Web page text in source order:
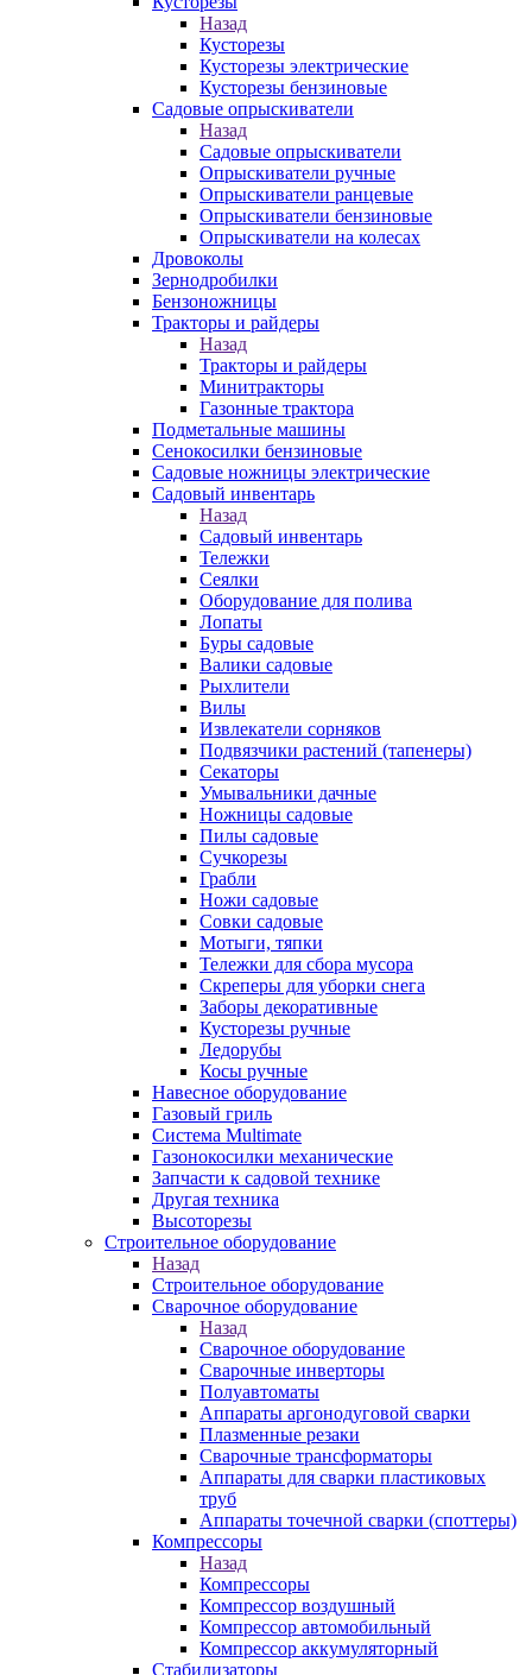
Назад
Кусторезы
Кусторезы электрические
Кусторезы бензиновые
Садовые опрыскиватели
Назад
Садовые опрыскиватели
Опрыскиватели ручные
Опрыскиватели ранцевые
Опрыскиватели бензиновые
Опрыскиватели на колесах
Дровоколы
Зернодробилки
Бензоножницы
Тракторы и райдеры
Назад
Тракторы и райдеры
Минитракторы
Газонные трактора
Подметальные машины
Сенокосилки бензиновые
Садовые ножницы электрические
Садовый инвентарь
Назад
Садовый инвентарь
Тележки
Сеялки
Оборудование для полива
Лопаты
Буры садовые
Валики садовые
Рыхлители
Вилы
Извлекатели сорняков
Подвязчики растений (тапенеры)
Секаторы
Умывальники дачные
Ножницы садовые
Пилы садовые
Сучкорезы
Грабли
Ножи садовые
Совки садовые
Мотыги, тяпки
Тележки для сбора мусора
Скреперы для уборки снега
Заборы декоративные
Кусторезы ручные
Ледорубы
Косы ручные
Навесное оборудование
Газовый гриль
Система Multimate
Газонокосилки механические
Запчасти к садовой технике
Другая техника
Высоторезы
Строительное оборудование
Назад
Строительное оборудование
Сварочное оборудование
Назад
Сварочное оборудование
Сварочные инверторы
Полуавтоматы
Аппараты аргонодуговой сварки
Плазменные резаки
Сварочные трансформаторы
Аппараты для сварки пластиковых
труб
Аппараты точечной сварки (споттеры)
Компрессоры
Назад
Компрессоры
Компрессор воздушный
Компрессор автомобильный
Компрессор аккумуляторный
Стабилизаторы